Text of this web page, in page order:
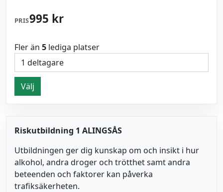
PRIS995 kr
Fler än 5 lediga platser
Välj
Riskutbildning 1 ALINGSÅS
Utbildningen ger dig kunskap om och insikt i hur
alkohol, andra droger och trötthet samt andra
beteenden och faktorer kan påverka
trafiksäkerheten.